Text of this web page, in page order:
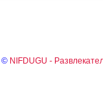
© NIFDUGU -